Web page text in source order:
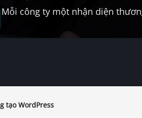
công ty một nhận diện
tạo WordPress